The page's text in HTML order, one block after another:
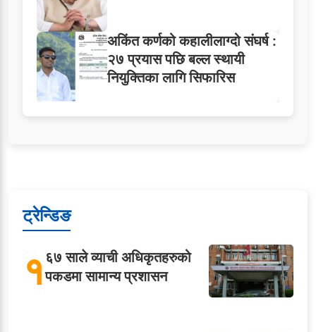
अकिंत कर्णको कहालीलाग्दो संघर्ष :
२७ प्रयास पछि बल्ल स्थायी
नियुक्तिका लागि सिफारिस
ट्रेन्डिङ
१६७ साले व्याची अधिकृतहरुको
पकडमा सामान्य प्रशासन